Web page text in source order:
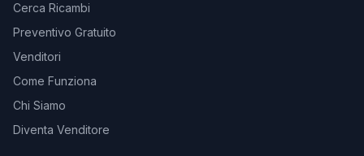
Cerca Ricambi
Preventivo Gratuito
Venditori
Come Funziona
Chi Siamo
Diventa Venditore